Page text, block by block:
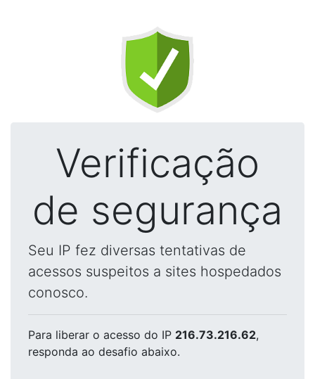
Verificação
de segurança
Seu IP fez diversas tentativas de
acessos suspeitos a sites hospedados
conosco.
Para liberar o acesso do IP 216.73.216.62,
responda ao desafio abaixo.